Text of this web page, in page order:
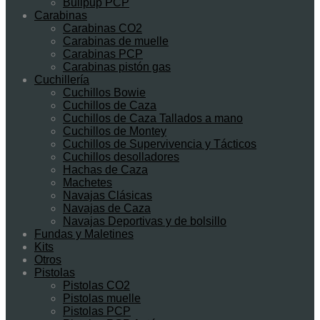
Bullpup PCP
Carabinas
Carabinas CO2
Carabinas de muelle
Carabinas PCP
Carabinas pistón gas
Cuchillería
Cuchillos Bowie
Cuchillos de Caza
Cuchillos de Caza Tallados a mano
Cuchillos de Montey
Cuchillos de Supervivencia y Tácticos
Cuchillos desolladores
Hachas de Caza
Machetes
Navajas Clásicas
Navajas de Caza
Navajas Deportivas y de bolsillo
Fundas y Maletines
Kits
Otros
Pistolas
Pistolas CO2
Pistolas muelle
Pistolas PCP